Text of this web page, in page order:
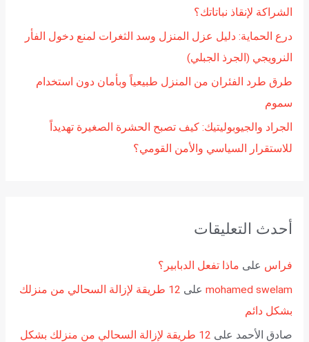
الشراكة لإنقاذ نباتاتك؟
درع الحماية: دليل عزل المنزل وسد الثغرات لمنع دخول الفأر
النرويجي (الجرذ الجبلي)
طرق طرد الفئران من المنزل طبيعياً وبأمان دون استخدام
سموم
الجراد والجيوبوليتيك: كيف تصبح الحشرة الصغيرة تهديداً
للاستقرار السياسي والأمن القومي؟
أحدث التعليقات
فراس على ماذا تفعل الدبابير؟
mohamed swelamعلى
12 طريقة لإزالة السحالي من منزلك
بشكل دائم
صادق الأحمد على
12 طريقة لإزالة السحالي من منزلك بشكل